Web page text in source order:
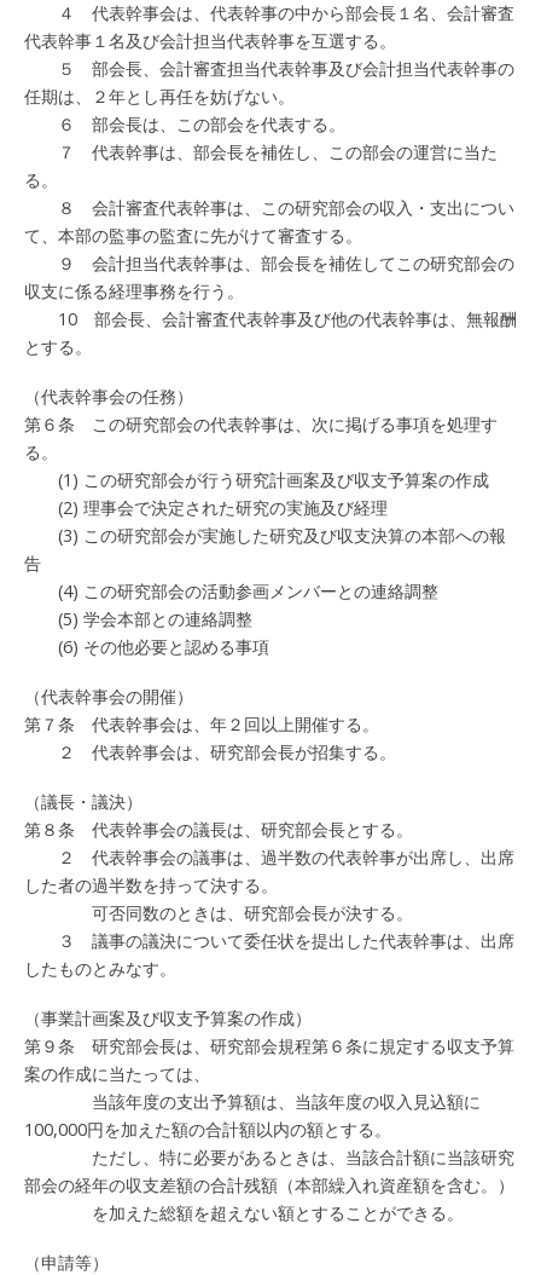
４ 代表幹事会は、代表幹事の中から部会長１名、会計審査
代表幹事１名及び会計担当代表幹事を互選する。
５ 部会長、会計審査担当代表幹事及び会計担当代表幹事の
任期は、２年とし再任を妨げない。
６ 部会長は、この部会を代表する。
７ 代表幹事は、部会長を補佐し、この部会の運営に当た
る。
８ 会計審査代表幹事は、この研究部会の収入・支出につい
て、本部の監事の監査に先がけて審査する。
９ 会計担当代表幹事は、部会長を補佐してこの研究部会の
収支に係る経理事務を行う。
10 部会長、会計審査代表幹事及び他の代表幹事は、無報酬
とする。
（代表幹事会の任務）
第６条 この研究部会の代表幹事は、次に掲げる事項を処理す
る。
(1) この研究部会が行う研究計画案及び収支予算案の作成
(2) 理事会で決定された研究の実施及び経理
(3) この研究部会が実施した研究及び収支決算の本部への報
告
(4) この研究部会の活動参画メンバーとの連絡調整
(5) 学会本部との連絡調整
(6) その他必要と認める事項
（代表幹事会の開催）
第７条 代表幹事会は、年２回以上開催する。
２ 代表幹事会は、研究部会長が招集する。
（議長・議決）
第８条 代表幹事会の議長は、研究部会長とする。
２ 代表幹事会の議事は、過半数の代表幹事が出席し、出席
した者の過半数を持って決する。
可否同数のときは、研究部会長が決する。
３ 議事の議決について委任状を提出した代表幹事は、出席
したものとみなす。
（事業計画案及び収支予算案の作成）
第９条 研究部会長は、研究部会規程第６条に規定する収支予算
案の作成に当たっては、
当該年度の支出予算額は、当該年度の収入見込額に
100,000円を加えた額の合計額以内の額とする。
ただし、特に必要があるときは、当該合計額に当該研究
部会の経年の収支差額の合計残額（本部繰入れ資産額を含む。）
を加えた総額を超えない額とすることができる。
（申請等）